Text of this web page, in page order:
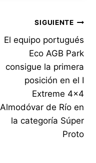
SIGUIENTE
El equipo portugués
Eco AGB Park
consigue la primera
posición en el I
Extreme 4×4
Almodóvar de Río en
la categoría Súper
Proto